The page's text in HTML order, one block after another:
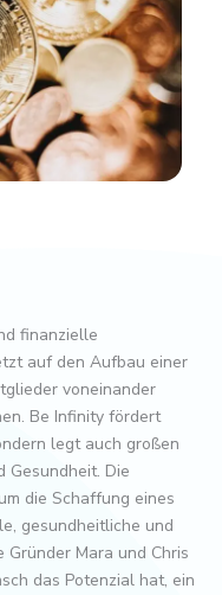
finanzielle
auf den Aufbau einer
voneinander
Be Infinity fördert
legt auch großen
Gesundheit. Die
die Schaffung eines
gesundheitliche und
Mara und Chris
das Potenzial hat, ein